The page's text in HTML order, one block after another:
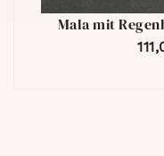
Mala mit